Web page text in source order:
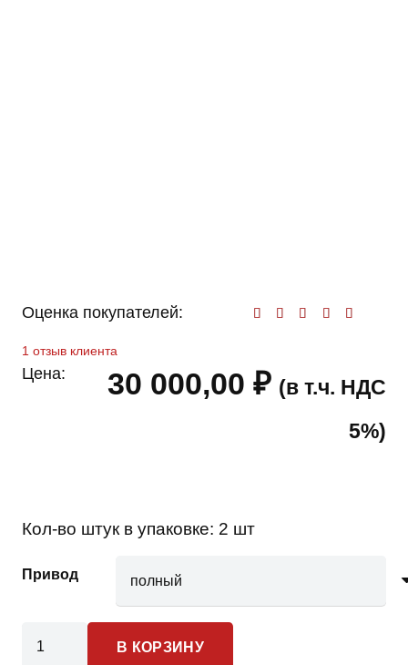
Оценка покупателей:
1 отзыв клиента
Цена: 30 000,00 ₽ (в т.ч. НДС
5%)
Кол-во штук в упаковке: 2 шт
Привод
товара
В КОРЗИНУ